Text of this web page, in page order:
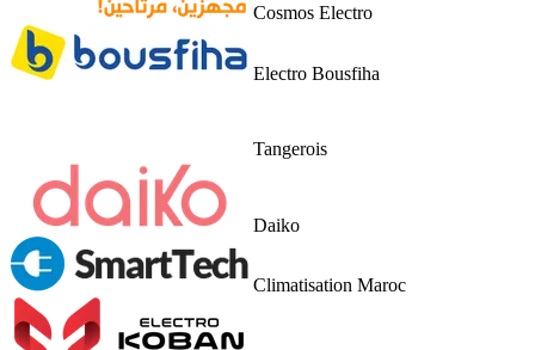
Cosmos Electro
Electro Bousfiha
Tangerois
Daiko
Climatisation Maroc